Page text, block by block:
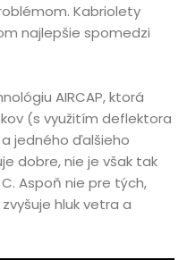
Kabriolety
najlepšie spomedzi
AIRCAP, ktorá
(s využitím deflektora
jedného ďalšieho
dobre, nie je však tak
Aspoň nie pre tých,
hluk vetra a